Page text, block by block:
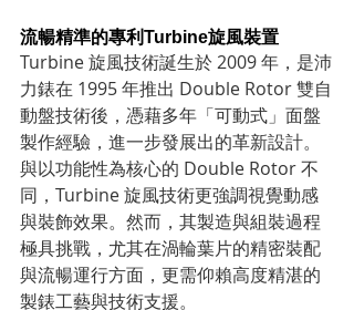
流暢精準的專利Turbine旋風裝置
Turbine 旋風技術誕生於 2009 年，是沛
力錶在 1995 年推出 Double Rotor 雙自
動盤技術後，憑藉多年「可動式」面盤
製作經驗，進一步發展出的革新設計。
與以功能性為核心的 Double Rotor 不
同，Turbine 旋風技術更強調視覺動感
與裝飾效果。然而，其製造與組裝過程
極具挑戰，尤其在渦輪葉片的精密裝配
與流暢運行方面，更需仰賴高度精湛的
製錶工藝與技術支援。